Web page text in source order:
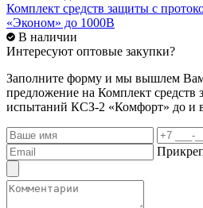
Комплект средств защиты с
«Эконом» до 1000В
В наличии
Интересуют оптовые закупки?
Заполните форму и мы вышлем
предложение на Комплект средств
испытаний КСЗ-2 «Комфорт» до и